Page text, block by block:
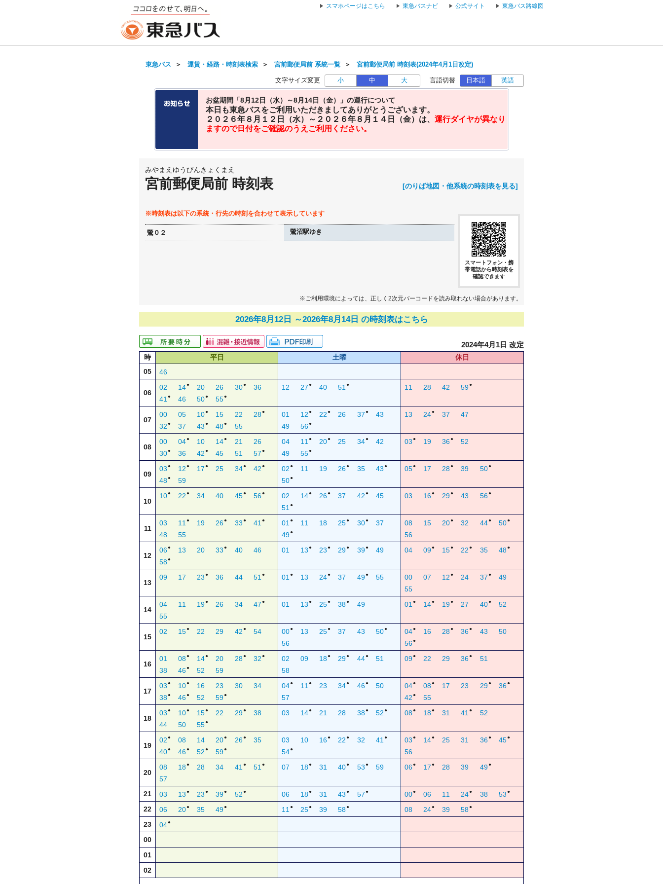
スマホページはこちら 東急バスナビ 公式サイト 東急バス路線図
東急バス ＞ 運賃・経路・時刻表検索 ＞ 宮前郵便局前 系統一覧 ＞ 宮前郵便局前 時刻表(2024年4月1日改定)
文字サイズ変更 小 中 大 言語切替 日本語 英語
お盆期間「8月12日（水）～8月14日（金）」の運行について
本日も東急バスをご利用いただきましてありがとうございます。
２０２６年８月１２日（水）～２０２６年８月１４日（金）は、 運行ダイヤが異なり
ますので日付をご確認のうえご利用ください。
みやまえゆうびんきょくまえ
宮前郵便局前 時刻表 [のりば地図・他系統の時刻表を見る]
※時刻表は以下の系統・行先の時刻を合わせて表示しています
鷺０２ 鷺沼駅ゆき
スマートフォン・携
帯電話から時刻表を
確認できます
※ご利用環境によっては、正しく2次元バーコードを読み取れない場合があります。
2026年8月12日 ～2026年8月14日 の時刻表はこちら
2024年4月1日 改定
時 平日 土曜
休日
05
46
06
02 14● 20 26 30 ●
36
41 ● 46 50● 55●
12 27 ● 40 51 ● 11 28 42 59●
07
00 05 10● 15 22 28 ●
32 ● 37 43 ● 48● 55
01 12 ● 22 ● 26 37 ●
43
49
56●
13 24● 37 47
08
00 04● 10 14● 21
26
30● 36 42 ● 45 51 57 ●
04 11 ● 20● 25 34 ●
42
49
55●
03 ● 19 36● 52
09
03 ● 12 ● 17 ● 25 34 ● 42 ●
48● 59
02 ● 11 19 26● 35 43 ●
50●
05● 17 28● 39 50 ●
10
10● 22 ● 34 40 45 ● 56 ● 02 14● 26● 37 42 ●
45
51 ●
03 16● 29● 43 56 ●
11
03 11 ● 19 26● 33 ● 41 ●
48 55
01 ● 11 18 25● 30 ●
37
49●
08 15 20● 32 44 ● 50 ●
56
12
06● 13 20 33 ● 40
46
58●
01 13 ● 23 ● 29● 39 ● 49 04 09● 15● 22 ● 35 48 ●
13
09 17 23 ● 36 44 51 ● 01 ● 13 24● 37 49 ● 55 00 07 12 ● 24 37 ●
49
55
14
04 11 19● 26 34 47 ●
55
01 13 ● 25● 38● 49 01 ● 14● 19● 27 40 ● 52
15
02 15● 22 29 42 ● 54 00● 13 25● 37 43 50 ●
56
04● 16 28● 36● 43
50
56●
16
01 08● 14● 20 28 ● 32 ●
38 46● 52 59
02 09 18● 29● 44 ●
51
58
09● 22 29 36● 51
17
03 ● 10● 16 23 30
34
38● 46● 52 59●
04● 11 ● 23 34● 46 ●
50
57
04● 08● 17 23 29 ● 36 ●
42 ● 55
18
03 ● 10● 15● 22 29 ●
38
44
50 55●
03 14● 21 28 38 ● 52 ● 08● 18● 31 41 ● 52
19
02 ● 08 14 20● 26 ●
35
40● 46● 52 ● 59●
03 10 16● 22 ● 32 41 ●
54●
03 ● 14● 25 31 36 ● 45 ●
56
20
08 18● 28 34 41 ● 51 ●
57
07 18● 31 40● 53 ● 59 06● 17 ● 28 39 49 ●
21 03 13 ● 23 ● 39● 52 ● 06 18● 31 43 ● 57 ● 00● 06 11 24● 38 53 ●
22 06 20● 35 49● 11 ● 25● 39 58● 08 24● 39 58●
23 04●
00
01
02